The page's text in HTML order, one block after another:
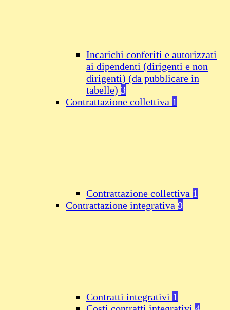
Incarichi conferiti e autorizzati
ai dipendenti (dirigenti e non
dirigenti) (da pubblicare in
tabelle) 3
Contrattazione collettiva 1
Contrattazione collettiva 1
Contrattazione integrativa 9
Contratti integrativi 1